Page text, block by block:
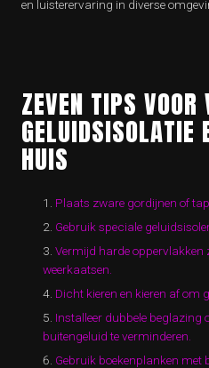
en luisterervaring in diverse
ZEVEN TIPS VOOR
GELUIDSISOLATIE
HUIS
Plaats zware gordijnen of
Gebruik speciale
Vermijd harde oppervlakken
weerkaatsen.
Dicht kieren en kieren af om
Installeer dubbele beglazing
buitengeluid te verminderen.
Gebruik boekenplanken met